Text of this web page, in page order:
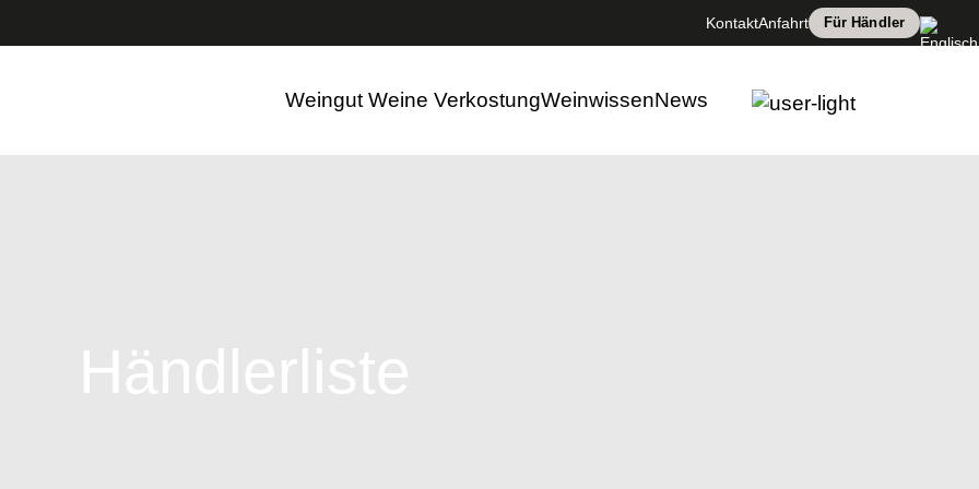
KontaktAnfahrt Für Händler
Weingut Weine VerkostungWeinwissenNews